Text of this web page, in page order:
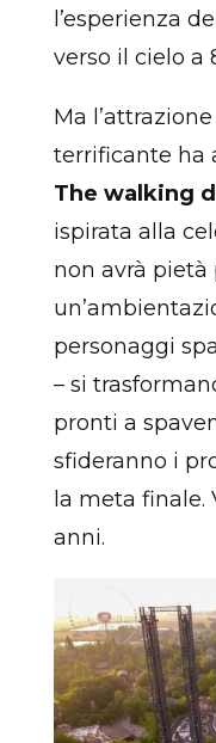
l’esperienza
verso il cielo a
Ma
terrificante ha
The walking
ispirata alla
non avrà pietà
personaggi
– si
pronti a
sfideranno i
la meta finale.
anni.